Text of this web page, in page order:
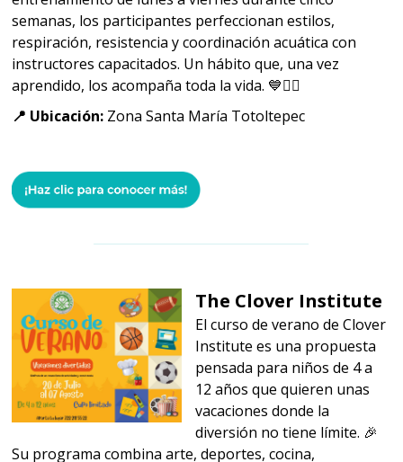
semanas, los participantes perfeccionan estilos,
respiración, resistencia y coordinación acuática con
instructores capacitados. Un hábito que, una vez
aprendido, los acompaña toda la vida. 💙🏊‍♀️
📍 Ubicación: Zona Santa María Totoltepec
The Clover Institute
El curso de verano de Clover
Institute es una propuesta
pensada para niños de 4 a
12 años que quieren unas
vacaciones donde la
diversión no tiene límite. 🎉
Su programa combina arte, deportes, cocina,